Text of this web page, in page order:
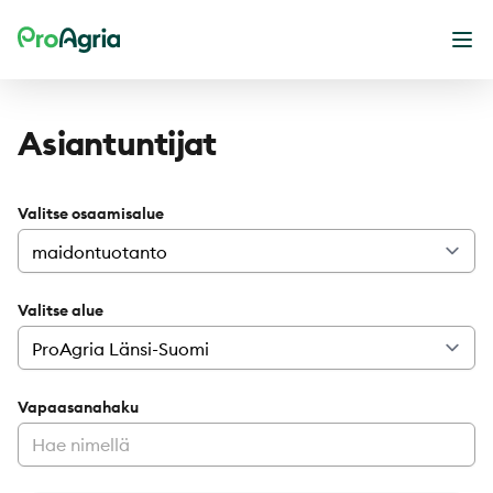
ProAgria
Asiantuntijat
Valitse osaamisalue
Valitse alue
Vapaasanahaku